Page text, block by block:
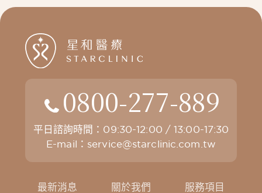
0800-277-889
平日諮詢時間：09:30-12:00 / 13:00-17:30
E-mail： service@starclinic.com.tw
最新消息 關於我們 服務項目